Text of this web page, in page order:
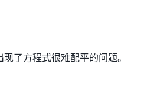
了方程式很难配平的问题。